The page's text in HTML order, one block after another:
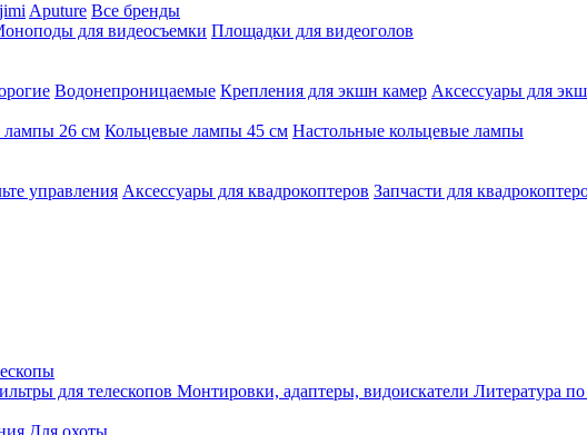
Aputure Все бренды
для видеосъемки Площадки для видеоголов
Водонепроницаемые Крепления для экшн камер Аксессуары для
лампы 26 см Кольцевые лампы 45 см Настольные кольцевые лампы
управления Аксессуары для квадрокоптеров Запчасти для
для телескопов Монтировки, адаптеры, видоискатели Литература
Для охоты